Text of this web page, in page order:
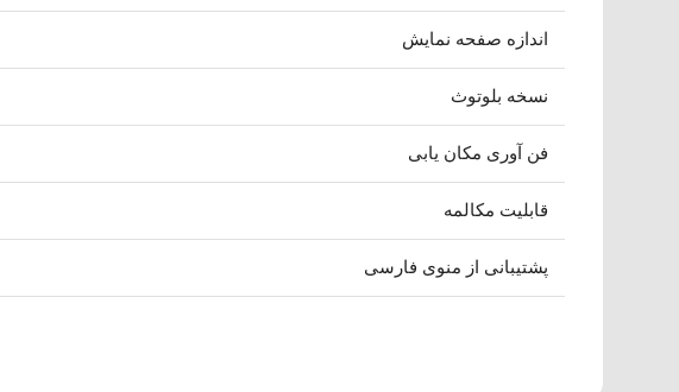
اندازه صفحه نمایش
نسخه بلوتوث
فن آوری مکان یابی
قابلیت مکالمه
پشتیبانی از منوی فارسی